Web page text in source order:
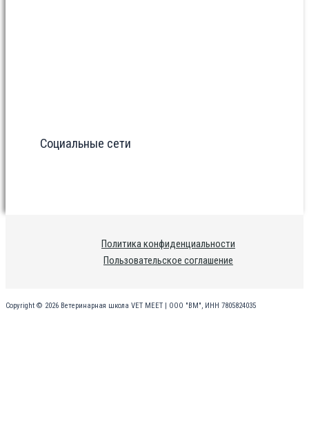
Социальные сети
Политика конфиденциальности
Пользовательское соглашение
Copyright © 2026 Ветеринарная школа VET MEET | ООО "ВМ", ИНН 7805824035